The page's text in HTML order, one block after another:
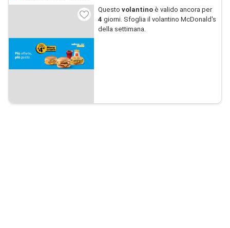
Questo volantinoè valido ancora per
4 giorni. Sfoglia il volantino McDonald's
della settimana.